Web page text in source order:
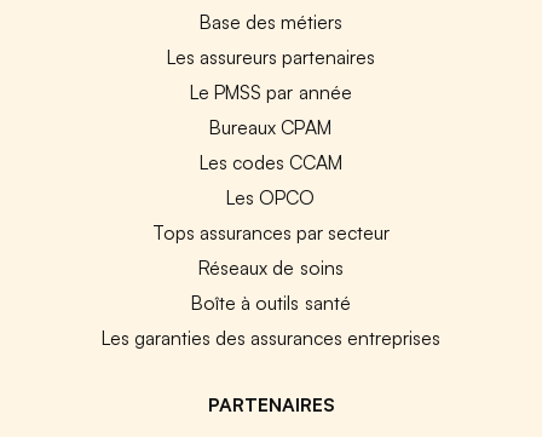
Base des métiers
Les assureurs partenaires
Le PMSS par année
Bureaux CPAM
Les codes CCAM
Les OPCO
Tops assurances par secteur
Réseaux de soins
Boîte à outils santé
Les garanties des assurances entreprises
PARTENAIRES